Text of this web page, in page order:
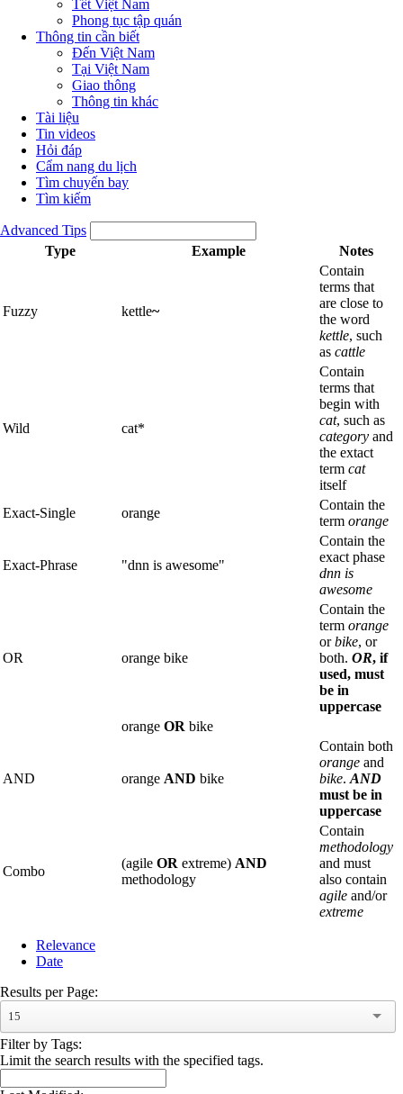
Tết Việt Nam
Phong tục tập quán
Thông tin cần biết
Đến Việt Nam
Tại Việt Nam
Giao thông
Thông tin khác
Tài liệu
Tin videos
Hỏi đáp
Cẩm nang du lịch
Tìm chuyến bay
Tìm kiếm
Advanced Tips
Type
Example Notes
Fuzzy kettle~
Contain
terms that
are close to
the word
kettle, such
as cattle
Wild cat*
Contain
terms that
begin with
cat, such as
category and
the extact
term cat
itself
Exact-Single
orange
Contain the
term orange
Exact-Phrase "dnn is awesome"
Contain the
exact phase
dnn is
awesome
OR orange bike
Contain the
term orange
orbike, or
both. OR, if
used, must
be in
uppercase
orange OR bike
AND orange AND bike
Contain both
orange and
bike. AND
must be in
uppercase
Combo
(agile OR extreme) AND
methodology
Contain
methodology
and must
also contain
agile and/or
extreme
Relevance
Date
Results per Page:
15
Filter by Tags:
Limit the search results with the specified tags.